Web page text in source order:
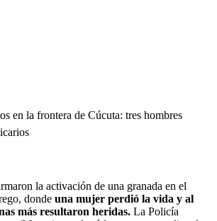
en la frontera de Cúcuta: tres hombres
la activación de una granada en el
donde una mujer perdió la vida y al
más resultaron heridas. La Policía